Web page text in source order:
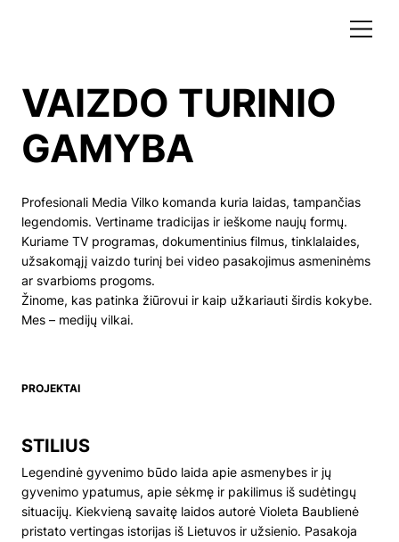
VAIZDO TURINIO
GAMYBA
Profesionali Media Vilko komanda kuria laidas, tampančias
legendomis. Vertiname tradicijas ir ieškome naujų formų.
Kuriame TV programas, dokumentinius filmus, tinklalaides,
užsakomąjį vaizdo turinį bei video pasakojimus asmeninėms
ar svarbioms progoms.
Žinome, kas patinka žiūrovui ir kaip užkariauti širdis kokybe.
Mes – medijų vilkai.
PROJEKTAI
STILIUS
Legendinė gyvenimo būdo laida apie asmenybes ir jų
gyvenimo ypatumus, apie sėkmę ir pakilimus iš sudėtingų
situacijų. Kiekvieną savaitę laidos autorė Violeta Baublienė
pristato vertingas istorijas iš Lietuvos ir užsienio. Pasakoja